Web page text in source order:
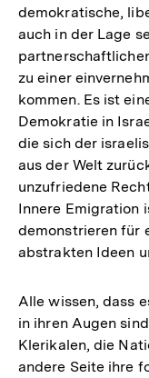
demokratische,
auch in der Lage
zu einer
kommen. Es ist
Demokratie in
die sich der
aus der Welt
unzufriedene
Innere Emigration
demonstrieren für
abstrakten Ideen
Alle wissen, dass
in ihren Augen
Klerikalen, die
andere Seite ihre